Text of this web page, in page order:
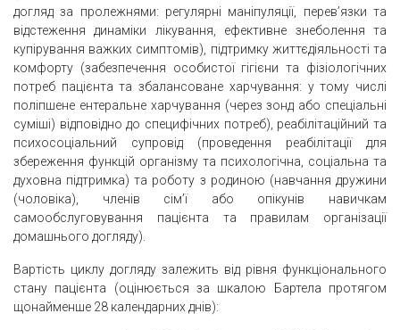
догляд за пролежнями: регулярні маніпуляцiї, перев’язки та
відстеження динаміки лікування, ефективне знеболення та
купірування важких симптомів), підтримку життєдіяльності та
комфорту (забезпечення особистої гігієни та фізіологічних
потреб пацієнта та збалансоване харчування: у тому числі
поліпшене ентеральне харчування (через зонд або спеціальні
суміші) відповідно до специфічних потреб), реабілітаційний та
психосоціальний супровід (проведення peaбілітації для
збереження функцій організму та психологічна, соціальна та
духовна підтримка) та роботу з родиною (навчання дружини
(чоловіка), членів ciм’ї або опікунів навичкам
самообслуговування пацієнта та правилам організації
домашнього догляду).
Bapтість циклу догляду залежить від рівня функціонального
стану пацієнта (оцінюється за шкалою Бартела протягом
щонайменше 28 календарних днів):